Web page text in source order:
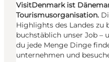
VisitDenmark ist
Tourismusorganisation.
Highlights des Landes zu
buchstäblich unser Job –
du jede Menge Dinge
unternehmen und